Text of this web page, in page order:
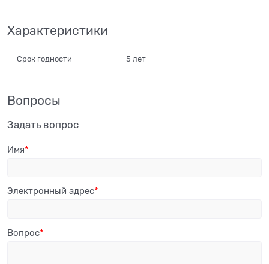
Характеристики
Срок годности 5 лет
Вопросы
Задать вопрос
Имя
Электронный адрес
Вопрос